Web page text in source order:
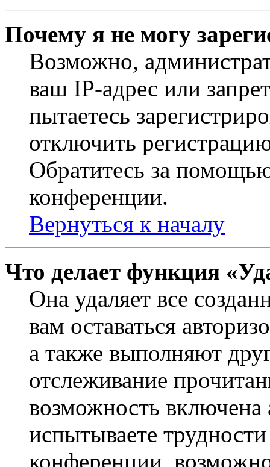
Почему я не могу
Возможно,
ваш IP-адрес или
пытаетесь
отключить
Обратитесь за
конференции.
Вернуться к началу
Что делает функция
Она удаляет все
вам оставаться
а также выполняют
отслеживание
возможность
испытываете
конференции,